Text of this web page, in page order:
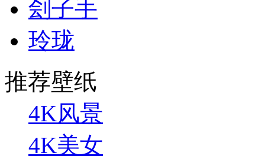
刽子手
玲珑
推荐壁纸
4K风景
4K美女